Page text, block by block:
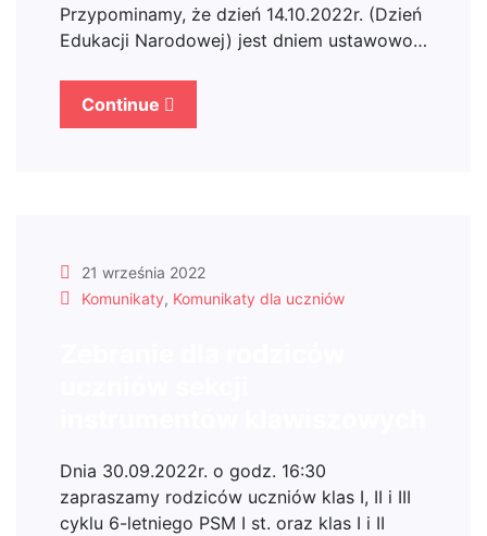
Przypominamy, że dzień 14.10.2022r. (Dzień
Edukacji Narodowej) jest dniem ustawowo…
Continue
21 września 2022
Komunikaty, Komunikaty dla uczniów
Dnia 30.09.2022r. o godz. 16:30
zapraszamy rodziców uczniów klas I, II i III
cyklu 6-letniego PSM I st. oraz klas I i II